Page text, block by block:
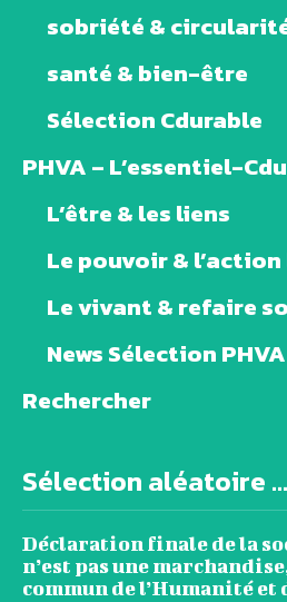
sobriété &
santé & bien-être
Sélection Cdurable
PHVA – L’essentiel-
L’être & les liens
Le pouvoir &
Le vivant & refaire
News Sélection PHVA
Rechercher
Sélection aléatoire ...
Déclaration finale de la
n’est pas une
commun de l’Humanité et